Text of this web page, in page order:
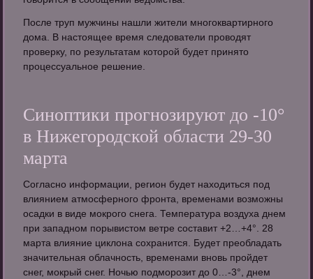
После труп мужчины нашли жители многоквартирного
дома. В настоящее время следователи проводят
проверку, по результатам которой будет принято
процессуальное решение.
Синоптики прогнозируют до -10°
в Нижегородской области 29-30
марта
Согласно информации, регион будет находиться под
влиянием атмосферного фронта, временами возможны
осадки в виде мокрого снега. Температура воздуха днем
при западном порывистом ветре составит +2…+4°. 28
марта влияние циклона сохранится. Будет преобладать
значительная облачность, временами вновь пройдет
снег, мокрый снег. Ночью подморозит до 0…-3°, днем